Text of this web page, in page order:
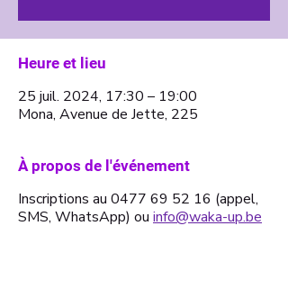
Heure et lieu
25 juil. 2024, 17:30 – 19:00
Mona, Avenue de Jette, 225
À propos de l'événement
Inscriptions au 0477 69 52 16 (appel,
SMS, WhatsApp) ou info@waka-up.be